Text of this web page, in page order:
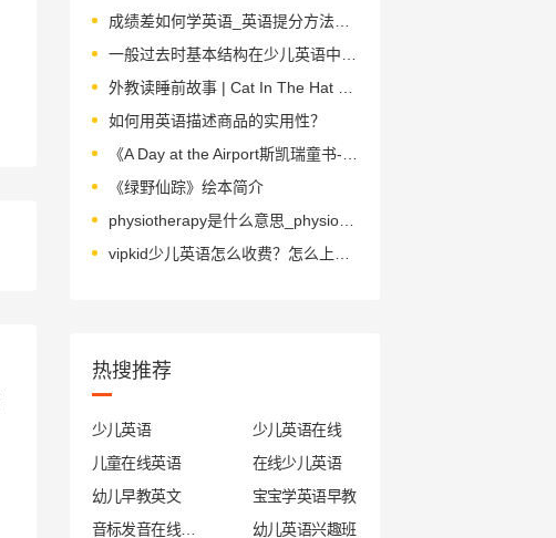
成绩差如何学英语_英语提分方法有哪些
如何用英语描述商品的实用性？
《绿野仙踪》绘本简介
physiotherapy是什么意思_physiotherapy怎么读_音标ˌfɪzɪəʊˈθerəpɪ
热搜推荐
少儿英语
少儿英语在线
儿童在线英语
在线少儿英语
幼儿早教英文
宝宝学英语早教
幼儿英语兴趣班